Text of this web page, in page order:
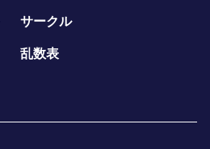
サークル
乱数表